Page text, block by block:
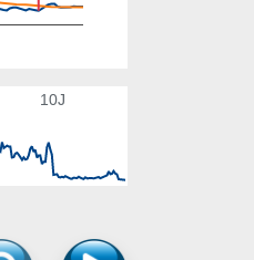
10J